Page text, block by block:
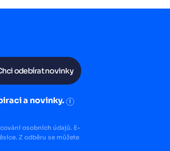
odebírat novinky
a novinky. i
osobních údajů. E-
Z odběru se můžete